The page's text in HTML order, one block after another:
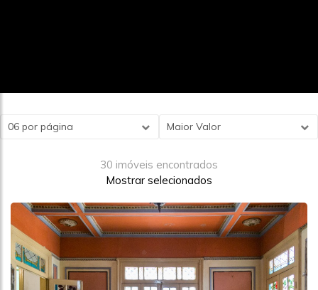
Maior Valor
06 por página
30 imóveis encontrados
Mostrar selecionados